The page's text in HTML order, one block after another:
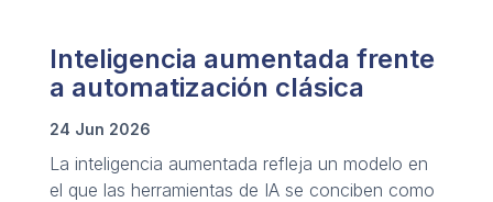
Inteligencia aumentada frente
a automatización clásica
24 Jun 2026
La inteligencia aumentada refleja un modelo en
el que las herramientas de IA se conciben como